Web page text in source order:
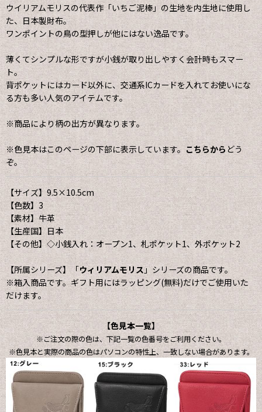
ウイリアムモリスの代表作「いちご泥棒」の生地を内生地に使用し
た、日本製財布。
ワンポイントの鳥の型押しが他にはない逸品です。
薄くてシンプルな形ですが小銭が取り出しやすく会計時もスマー
ト。
背ポケットにはカード以外に、交通系ICカードを入れてお使いにな
る方も多い人気のアイテムです。
※商品により柄の出方が異なります。
※色見本はこのページの下部に表示しています。 こちらからどう
ぞ。
【サイズ】9.5×10.5cm
【色数】3
【素材】牛革
【生産国】日本
【その他】◇小銭入れ：オープン1、札ポケット1、外ポケット2
【所属シリーズ】「ウィリアムモリス」シリーズの商品です。
※箱入商品です。ギフト用にはラッピング(無料)だけでご使用いた
だけます。
【色見本一覧】
※ご注文の際の色は、下記一覧の色番号をご利用ください。
※色見本と実際の商品の色はパソコンの特性上、一致しない場合があります。